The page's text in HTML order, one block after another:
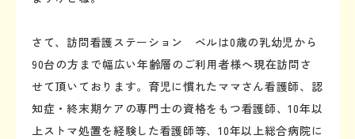
さて、訪問看護ステーション ベルは0歳の乳幼児から
90台の方まで幅広い年齢層のご利用者様へ現在訪問さ
せて頂いております。育児に慣れたママさん看護師、認
知症・終末期ケアの専門士の資格をもつ看護師、10年以
上ストマ処置を経験した看護師等、10年以上総合病院に